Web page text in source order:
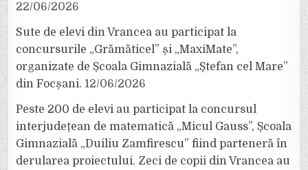
22/06/2026
Sute de elevi din Vrancea au participat la
concursurile „Grămăticel” și „MaxiMate”,
organizate de Școala Gimnazială „Ștefan cel Mare”
din Focșani. 12/06/2026
Peste 200 de elevi au participat la concursul
interjudețean de matematică „Micul Gauss”, Școala
Gimnazială „Duiliu Zamfirescu” fiind parteneră în
derularea proiectului. Zeci de copii din Vrancea au